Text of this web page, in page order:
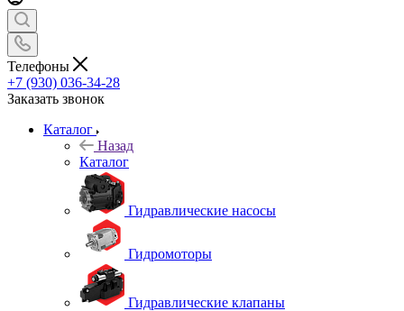
Телефоны
+7 (930) 036-34-28
Заказать звонок
Каталог
Назад
Каталог
Гидравлические насосы
Гидромоторы
Гидравлические клапаны